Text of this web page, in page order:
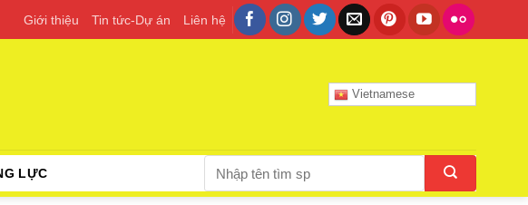
Giới thiệu Tin tức-Dự án Liên hệ
Vietnamese
LỰC
kiếm: